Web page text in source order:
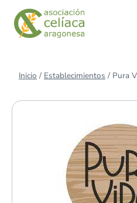
Saltar
contenido
Inicio / Establecimientos / Pura